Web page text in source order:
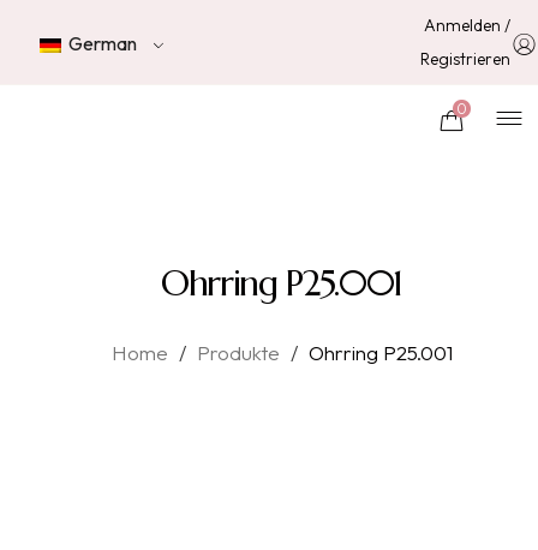
Anmelden /
Registrieren
German
0
Ohrring P25.001
Home / Produkte / Ohrring P25.001